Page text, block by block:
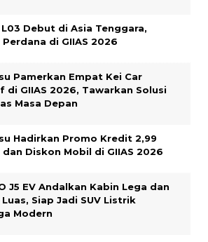
L03 Debut di Asia Tenggara,
di GIIAS 2026
Pamerkan Empat Kei Car
di GIIAS 2026, Tawarkan Solusi
Masa Depan
Hadirkan Promo Kredit 2,99
dan Diskon Mobil di GIIAS 2026
J5 EV Andalkan Kabin Lega dan
Siap Jadi SUV Listrik
Modern